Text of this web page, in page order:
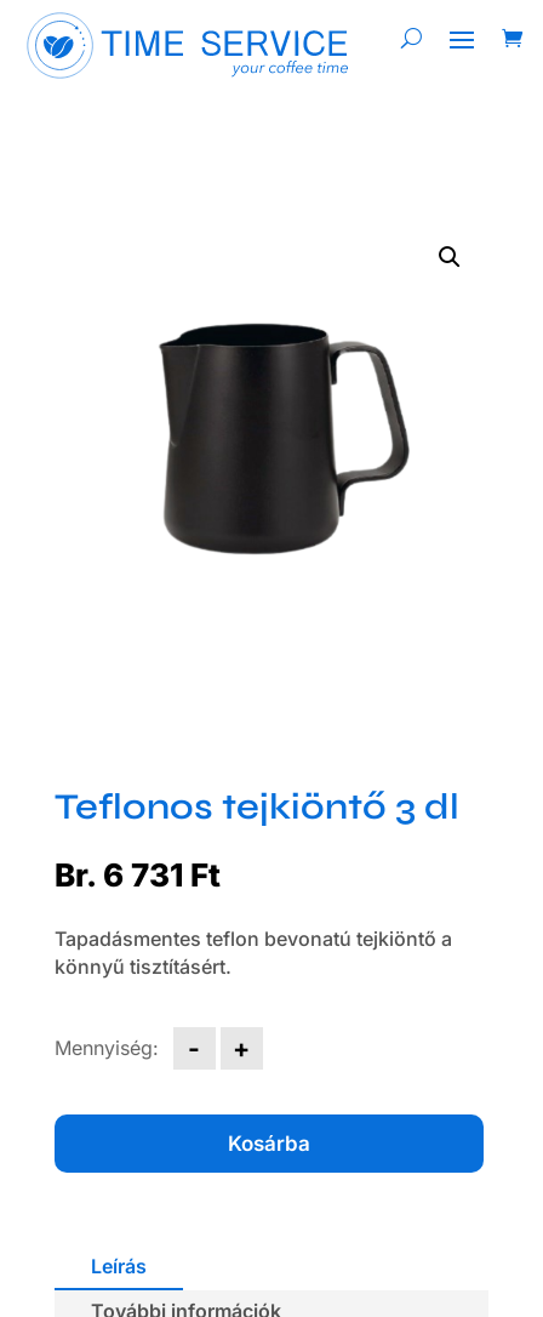
Teflonos tejkiöntő 3 dl
Br. 6 731 Ft
Tapadásmentes teflon bevonatú tejkiöntő a
könnyű tisztításért.
-
Teflonos
tejkiöntő
dl
mennyiség
+
Kosárba
Leírás
További információk